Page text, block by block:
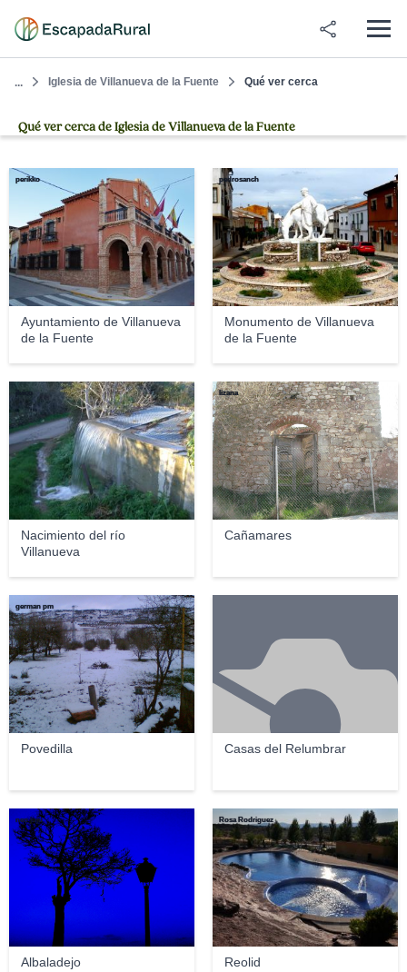
... Iglesia de Villanueva de la Fuente Qué ver cerca
Qué ver cerca de Iglesia de Villanueva de la Fuente
Ayuntamiento de Villanueva
de la Fuente
perikko
Monumento de Villanueva
de la Fuente
pedrosanch
Nacimiento del río
Villanueva
jlvico
Cañamares
lizana
Povedilla
german pm
Casas del Relumbrar
Albaladejo
neo juju
Reolid
Rosa Rodriguez